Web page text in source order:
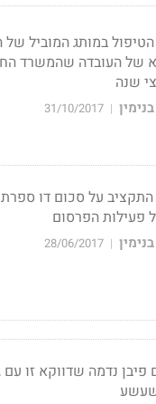
של העובדה שהמשרד
שנה
|
31/10/2017
הפרסום
|
28/06/2017
נדמה שדווקא זו